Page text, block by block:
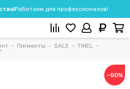
Работаем для профессионалов!
Пигменты SALE
TINEL
−50%